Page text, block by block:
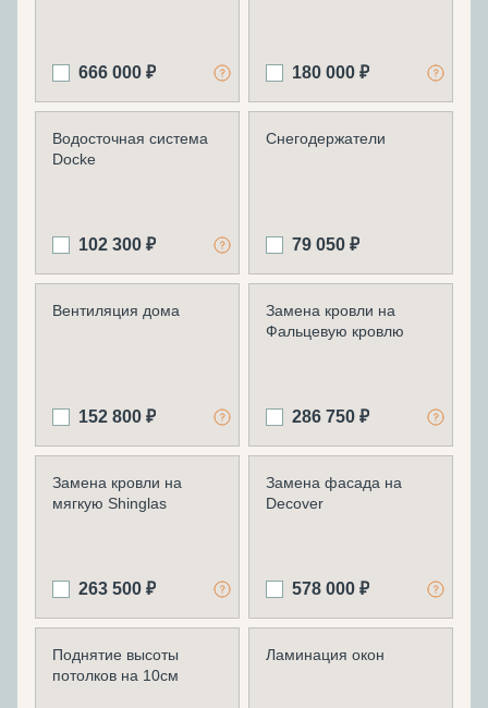
666 000 ₽ 180 000 ₽
Водосточная система
Docke
102 300 ₽
Снегодержатели
79 050 ₽
Вентиляция дома
152 800 ₽
Замена кровли на
Фальцевую кровлю
286 750 ₽
Замена кровли на
мягкую Shinglas
263 500 ₽
Замена фасада на
Decover
578 000 ₽
Поднятие высоты
потолков на 10см
Ламинация окон